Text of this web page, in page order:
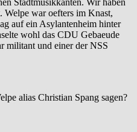
Welpe war oefters im Knast,
auf ein Asylantenheim hinter
wohl das CDU Gebaeude
militant und einer der NSS
alias Christian Spang sagen?